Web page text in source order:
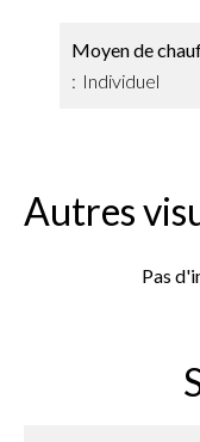
Moyen de
Individuel
Autres
Pas